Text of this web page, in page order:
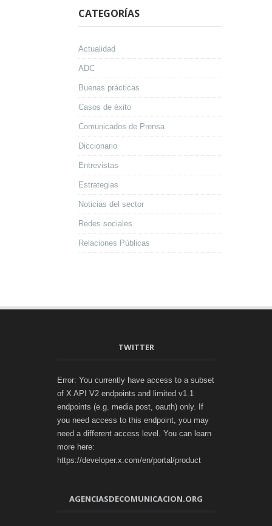
CATEGORÍAS
Actualidad
ADC
Buenas prácticas
Casos de éxito
Comunicados de Prensa
Diccionario
Entrevistas
Estrategias
Noticias del sector
Redes sociales
Relaciones Públicas
TWITTER
Error: You currently have access to a subset
of X API V2 endpoints and limited v1.1
endpoints (e.g. media post, oauth) only. If
you need access to this endpoint, you may
need a different access level. You can learn
more here:
https://developer.x.com/en/portal/product
AGENCIASDECOMUNICACION.ORG